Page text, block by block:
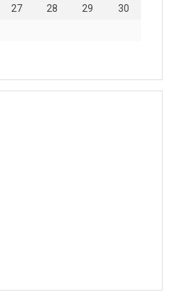
27 28 29
30